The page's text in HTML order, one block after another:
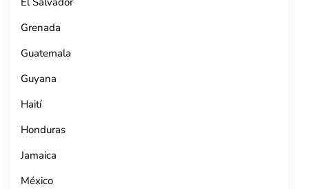
Grenada
Guatemala
Guyana
Haití
Honduras
Jamaica
México